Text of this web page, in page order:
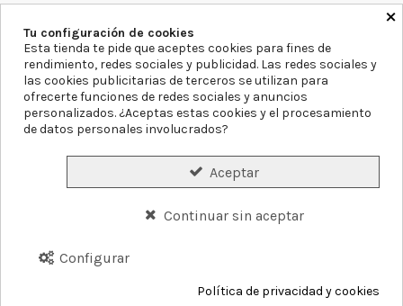
Farmacia Blanca Llacer
965855297
info@farmaciablancallacer.es
Aviso legal Política de Privacidad
Política de Cookies
Declaración de accesibilidad
Mapa del sitio
Garantías y Devoluciones
Conócenos Servicios Blog Contacto
×
Tu configuración de cookies
Esta tienda te pide que aceptes cookies para fines de
rendimiento, redes sociales y publicidad. Las redes sociales y
las cookies publicitarias de terceros se utilizan para
ofrecerte funciones de redes sociales y anuncios
personalizados. ¿Aceptas estas cookies y el procesamiento
de datos personales involucrados?
Aceptar
Continuar sin aceptar
Configurar
Política de privacidad y cookies